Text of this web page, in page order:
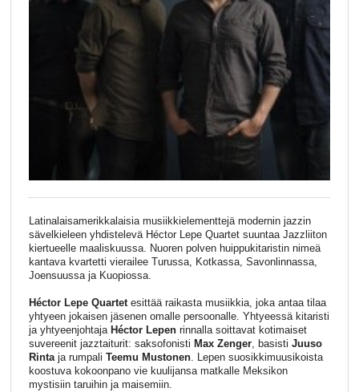
Latinalaisamerikkalaisia musiikkielementtejä modernin jazzin
sävelkieleen yhdistelevä Héctor Lepe Quartet suuntaa Jazzliiton
kiertueelle maaliskuussa. Nuoren polven huippukitaristin nimeä
kantava kvartetti vierailee Turussa, Kotkassa, Savonlinnassa,
Joensuussa ja Kuopiossa.
Héctor Lepe Quartetesittää raikasta musiikkia, joka antaa tilaa
yhtyeen jokaisen jäsenen omalle persoonalle. Yhtyeessä kitaristi
ja yhtyeenjohtaja Héctor Lepenrinnalla soittavat kotimaiset
suvereenit jazztaiturit: saksofonisti Max Zenger, basisti Juuso
Rintaja rumpali Teemu Mustonen. Lepen suosikkimuusikoista
koostuva kokoonpano vie kuulijansa matkalle Meksikon
mystisiin taruihin ja maisemiin.